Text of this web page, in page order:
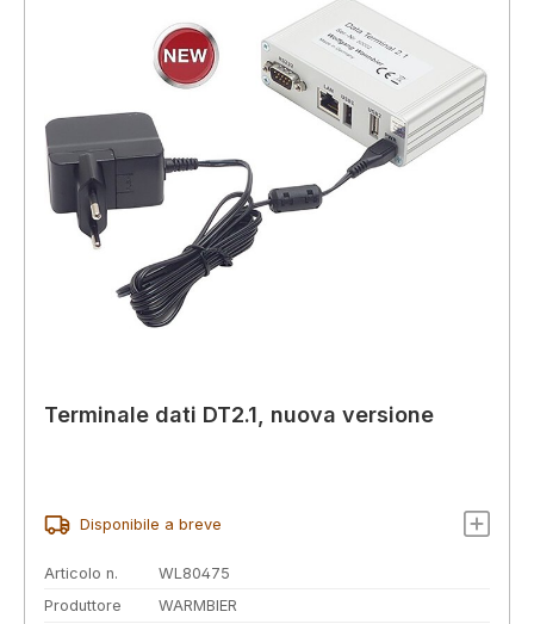
Terminale dati DT2.1, nuova versione
Disponibile a breve
Articolo n.
WL80475
Produttore
WARMBIER